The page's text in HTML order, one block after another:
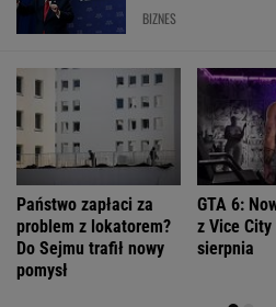
BIZNES
Państwo zapłaci za
problem z lokatorem?
Do Sejmu trafił nowy
pomysł
GTA 6:
z Vice
sierpnia